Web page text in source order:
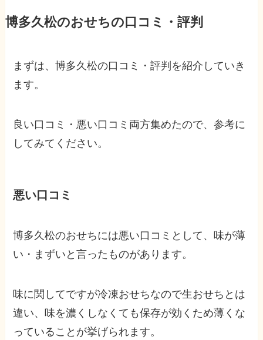
博多久松のおせちの口コミ・評判
まずは、博多久松の口コミ・評判を紹介していき
ます。
良い口コミ・悪い口コミ両方集めたので、参考に
してみてください。
悪い口コミ
博多久松のおせちには悪い口コミとして、味が薄
い・まずいと言ったものがあります。
味に関してですが冷凍おせちなので生おせちとは
違い、味を濃くしなくても保存が効くため薄くな
っていることが挙げられます。